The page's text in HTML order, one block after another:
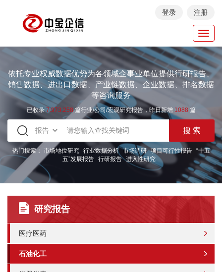
登录 注册
依托专业权威数据优势为各领域企事业单位提供行研报告、
销售数据、进出口数据、产业链数据、企业数据、排名数据
等咨询服务
已收录7.973.258篇行业/公司/宏观研究报告，昨日新增 1088 篇
热门搜索： 市场地位研究 行业数据分析 市场调研 项目可行性报告
“十五
五”发展报告 行研报告 进入性研究
研究报告
医疗医药
石油化工